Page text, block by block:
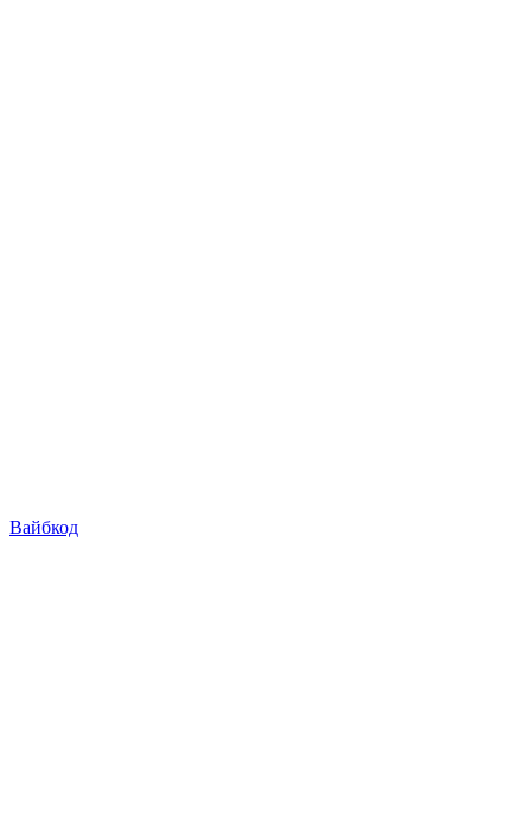
Вайбкод